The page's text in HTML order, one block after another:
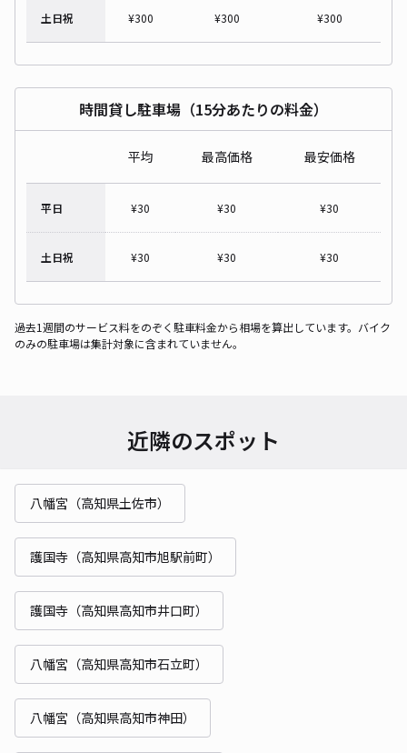
土日祝 ¥300 ¥300 ¥300
時間貸し駐車場（15分あたりの料金）
平均 最高価格 最安価格
平日 ¥30 ¥30 ¥30
土日祝 ¥30 ¥30 ¥30
過去1週間のサービス料をのぞく駐車料金から相場を算出しています。バイク
のみの駐車場は集計対象に含まれていません。
近隣のスポット
八幡宮（高知県土佐市）
護国寺（高知県高知市旭駅前町）
護国寺（高知県高知市井口町）
八幡宮（高知県高知市石立町）
八幡宮（高知県高知市神田）